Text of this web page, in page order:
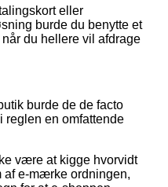
eller
burde du benytte et
du hellere vil afdrage
burde de de facto
reglen en omfattende
være at kigge hvorvidt
af e-mærke ordningen,